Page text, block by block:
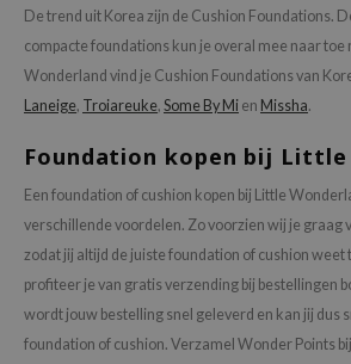
De trend uit Korea zijn de Cushion Foundations.
compacte foundations kun je overal mee naar toe
Wonderland vind je Cushion Foundations van
Laneige, Troiareuke, Some By Mi en Missha.
Foundation kopen bij Little
Een foundation of cushion kopen bij Little
verschillende voordelen. Zo voorzien wij je graag
zodat jij altijd de juiste foundation of cushion weet
profiteer je van gratis verzending bij bestellingen
wordt jouw bestelling snel geleverd en kan jij dus
foundation of cushion. Verzamel Wonder Points